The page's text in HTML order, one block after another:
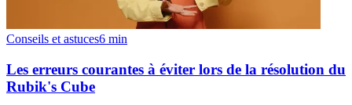
Conseils et astuces6 min
Les erreurs courantes à éviter lors de la résolution du
Rubik's Cube